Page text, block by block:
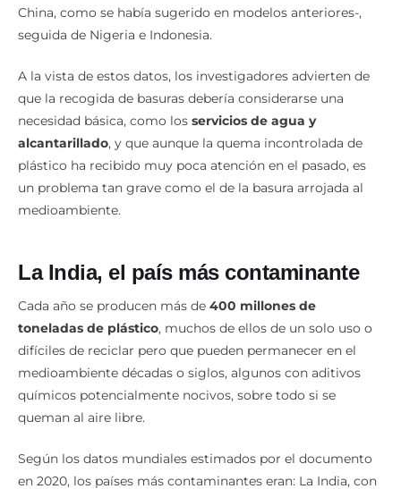
China, como se había sugerido en modelos anteriores-,
seguida de Nigeria e Indonesia.
A la vista de estos datos, los investigadores advierten de
que la recogida de basuras debería considerarse una
necesidad básica, como los servicios de agua y
alcantarillado, y que aunque la quema incontrolada de
plástico ha recibido muy poca atención en el pasado, es
un problema tan grave como el de la basura arrojada al
medioambiente.
La India, el país más contaminante
Cada año se producen más de 400 millones de
toneladas de plástico, muchos de ellos de un solo uso o
difíciles de reciclar pero que pueden permanecer en el
medioambiente décadas o siglos, algunos con aditivos
químicos potencialmente nocivos, sobre todo si se
queman al aire libre.
Según los datos mundiales estimados por el documento
en 2020, los países más contaminantes eran: La India, con